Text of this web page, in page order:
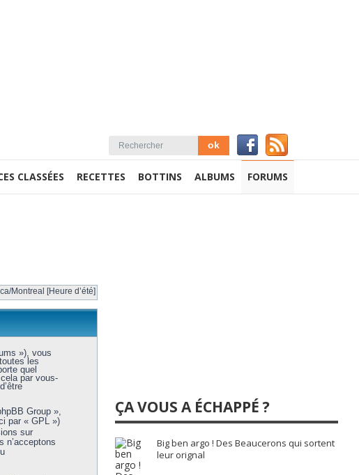
CLASSÉES RECETTES BOTTINS ALBUMS FORUMS
Montreal [Heure d’été]
»), vous
les
quel
par vous-
Group »,
par « GPL »)
sur
n’acceptons
ÇA VOUS A ÉCHAPPÉ ?
Big ben argo ! Des Beaucerons qui sortent
leur orignal